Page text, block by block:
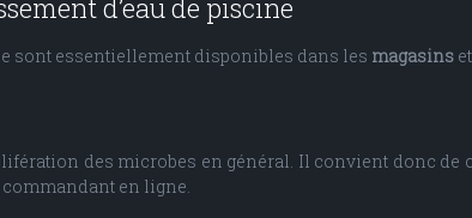
d’eau de piscine
sont essentiellement disponibles dans les magasins
des microbes en général. Il convient donc de
commandant en ligne.